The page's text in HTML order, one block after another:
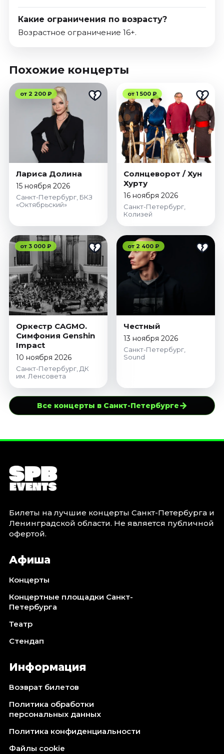
Какие ограничения по возрасту?
Возрастное ограничение 16+.
Похожие концерты
от 2 200 ₽
Лариса Долина
15 ноября 2026
Санкт-Петербург, БКЗ
«Октябрьский»
от 1 500 ₽
Солнцеворот / Хун
Хурту
16 ноября 2026
Санкт-Петербург,
Колизей
от 3 000 ₽
Оркестр CAGMO.
Симфония Genshin
Impact
10 ноября 2026
Санкт-Петербург, ДК
им. Ленсовета
от 2 400 ₽
Честный
13 ноября 2026
Санкт-Петербург,
Sound
Все концерты в Санкт-Петербурге→
Билеты на лучшие концерты Санкт-Петербурга и
Ленинградской области. Не является публичной
офертой.
Афиша
Концерты
Концертные площадки Санкт-
Петербурга
Театр
Стендап
Информация
Возврат билетов
Политика обработки
персональных данных
Политика конфиденциальности
Файлы cookie